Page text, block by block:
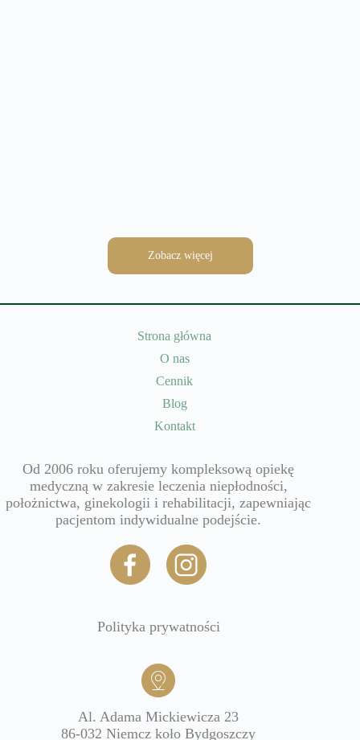
Zobacz więcej
Strona główna
O nas
Cennik
Blog
Kontakt
Od 2006 roku oferujemy kompleksową opiekę
medyczną w zakresie leczenia niepłodności,
położnictwa, ginekologii i rehabilitacji, zapewniając
pacjentom indywidualne podejście.
Polityka prywatności
Al. Adama Mickiewicza 23
86-032 Niemcz koło Bydgoszczy